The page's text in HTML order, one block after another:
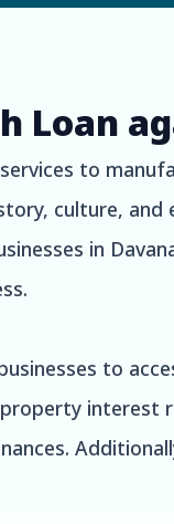
Loan
to
culture,
in
to